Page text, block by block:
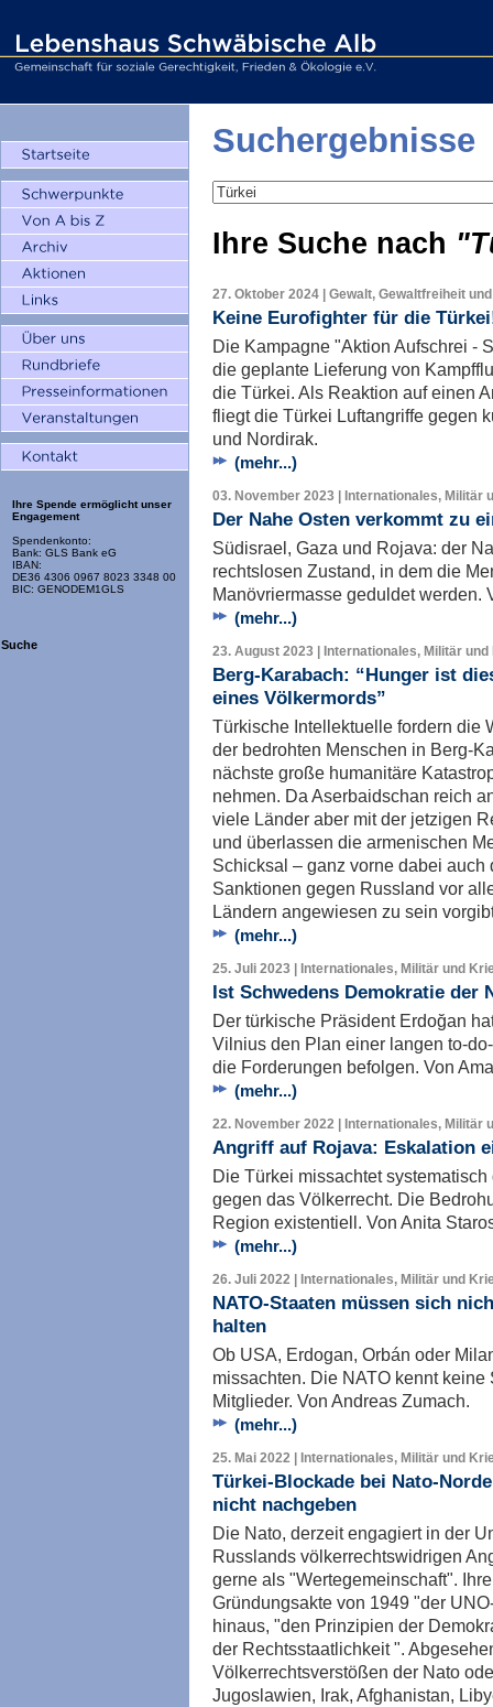
Ihre Spende ermöglicht unser
Engagement
Spendenkonto:
Bank: GLS Bank eG
IBAN:
DE36 4306 0967 8023 3348 00
BIC: GENODEM1GLS
Suche
Suchergebnisse
Ihre Suche nach
27. Oktober 2024 | Gewalt, Gewaltfreiheit
Keine Eurofighter für die
Die Kampagne "Aktion Aufschrei -
die geplante Lieferung von
die Türkei. Als Reaktion auf einen
fliegt die Türkei Luftangriffe gegen
und Nordirak.
(mehr...)
03. November 2023 | Internationales, Militär
Der Nahe Osten verkommt zu
Südisrael, Gaza und Rojava: der
rechtslosen Zustand, in dem die
Manövriermasse geduldet werden.
(mehr...)
23. August 2023 | Internationales, Militär und
Berg-Karabach: “Hunger ist
eines Völkermords”
Türkische Intellektuelle fordern die
der bedrohten Menschen in Berg-
nächste große humanitäre
nehmen. Da Aserbaidschan reich
viele Länder aber mit der jetzigen
und überlassen die armenischen
Schicksal – ganz vorne dabei
Sanktionen gegen Russland vor
Ländern angewiesen zu sein
(mehr...)
25. Juli 2023 | Internationales, Militär und
Ist Schwedens Demokratie der
Der türkische Präsident Erdoğan
Vilnius den Plan einer langen to-
die Forderungen befolgen. Von
(mehr...)
22. November 2022 | Internationales, Militär
Angriff auf Rojava: Eskalation
Die Türkei missachtet
gegen das Völkerrecht. Die
Region existentiell. Von Anita
(mehr...)
26. Juli 2022 | Internationales, Militär und
NATO-Staaten müssen sich
halten
Ob USA, Erdogan, Orbán oder
missachten. Die NATO kennt
Mitglieder. Von Andreas Zumach.
(mehr...)
25. Mai 2022 | Internationales, Militär und
Türkei-Blockade bei Nato-
nicht nachgeben
Die Nato, derzeit engagiert in der
Russlands völkerrechtswidrigen
gerne als "Wertegemeinschaft".
Gründungsakte von 1949 "der
hinaus, "den Prinzipien der
der Rechtsstaatlichkeit ".
Völkerrechtsverstößen der Nato
Jugoslawien, Irak, Afghanistan,